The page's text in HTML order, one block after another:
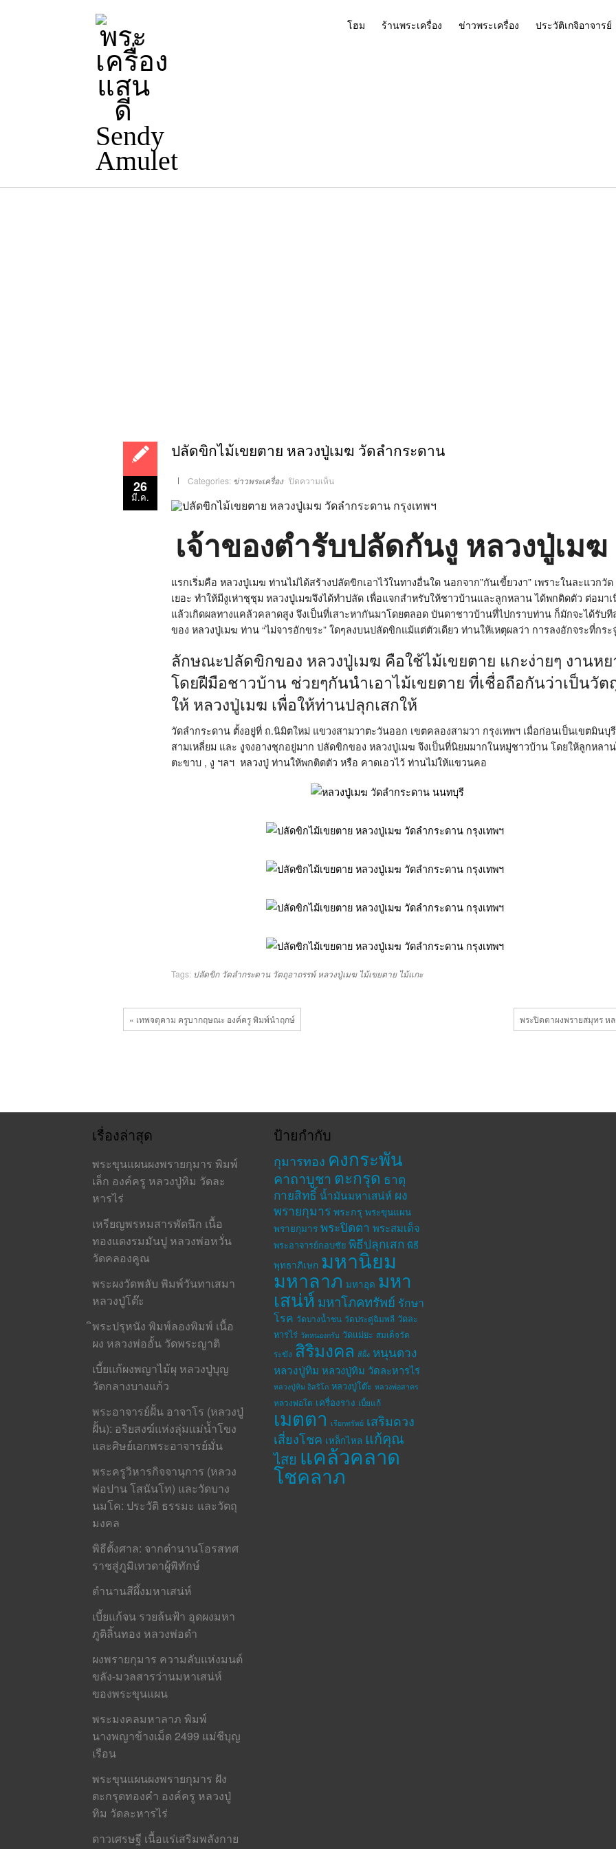
โฮม ร้านพระเครื่อง ข่าวพระเครื่อง ประวัติเกจิอาจารย์
26
มี.ค.
ปลัดขิกไม้เขยตาย หลวงปู่เมฆ วัดลำกระดาน
Categories: ข่าวพระเครื่อง ปิดความเห็นบน
ปลัดขิก
เขยตาย
หลวง
วัด
ลำ
กระดาน
เจ้าของตำรับปลัดกันงู หลวงปู่เม
แรกเริ่มคือ หลวงปู่เมฆ ท่านไม่ได้สร้างปลัดขิกเอาไว้ในทางอื่นใด นอกจาก”กันเขี้ยวงา” เพราะในละแว
เยอะ ทำให้มีงูเห่าชุชุม หลวงปู่เมฆจึงได้ทำปลัด เพื่อแจกสำหรับให้ชาวบ้านและลูกหลาน ได้พกติดตัว ต่อม
แล้วเกิดผลทางแคล้วคลาดสูง จึงเป็นที่เสาะหากันมาโดยตลอด บันดาชาวบ้านที่ไปกราบท่าน ก็มักจะได้รั
ของ หลวงปู่เมฆ ท่าน “ไม่จารอักขระ” ใดๆลงบนปลัดขิกแม้แต่ตัวเดียว ท่านให้เหตุผลว่า การลงอักจระที่กระ
ลักษณะปลัดขิกของ หลวงปู่เมฆ คือใช้ไม้เขยตาย แกะง่ายๆ งานหย
โดยฝีมือชาวบ้าน ช่วยๆกันนำเอาไม้เขยตาย ที่เชื่อถือกันว่าเป็นวัต
ให้ หลวงปู่เมฆ เพื่อให้ท่านปลุกเสกให้
วัดลำกระดาน ตั้งอยู่ที่ ถ.นิมิตใหม่ แขวงสามวาตะวันออก เขตคลองสามวา กรุงเทพฯ เมื่อก่อนเป็นเขตมินบุ
สามเหลี่ยม และ งูจงอางชุกอยู่มาก ปลัดขิกของ หลวงปู่เมฆ จึงเป็นที่นิยมมากในหมู่ชาวบ้าน โดยให้ลูกหล
ตะขาบ , งู ฯลฯ หลวงปู่ ท่านให้พกติดตัว หรือ คาดเอวไว้ ท่านไม่ให้แขวนคอ
Tags: ปลัดขิก วัดลำกระดาน วัตถุอาถรรพ์ หลวงปู่เมฆ ไม้เขยตาย ไม้แกะ
« เทพจตุคาม ครูบากฤษณะ องค์ครู พิมพ์นำฤกษ์ พระปิดตาผงพรายสมุทร ห
เรื่องล่าสุด
พระขุนแผนผงพรายกุมาร พิมพ์
เล็ก องค์ครู หลวงปู่ทิม วัดละ
หารไร่
เหรียญพรหมสารพัดนึก เนื้อ
ทองแดงรมมันปู หลวงพ่อหวั่น
วัดคลองคูณ
พระผงวัดพลับ พิมพ์วันทาเสมา
หลวงปู่โต๊ะ
ิพระปรุหนัง พิมพ์ลองพิมพ์ เนื้อ
ผง หลวงพ่ออั้น วัดพระญาติ
เบี้ยแก้ผงพญาไม้ผุ หลวงปู่บุญ
วัดกลางบางแก้ว
พระอาจารย์ฝั้น อาจาโร (หลวงปู่
ฝั้น): อริยสงฆ์แห่งลุ่มแม่น้ำโขง
และศิษย์เอกพระอาจารย์มั่น
พระครูวิหารกิจจานุการ (หลวง
พ่อปาน โสนันโท) และวัดบาง
นมโค: ประวัติ ธรรมะ และวัตถุ
มงคล
พิธีตั้งศาล: จากตำนานโอรสทศ
ราชสู่ภูมิเทวดาผู้พิทักษ์
ตำนานสีผึ้งมหาเสน่ห์
เบี้ยแก้จน รวยล้นฟ้า อุดผงมหา
ภูติลิ้นทอง หลวงพ่อดำ
ผงพรายกุมาร ความลับแห่งมนต์
ขลัง-มวลสารว่านมหาเสน่ห์
ของพระขุนแผน
พระมงคลมหาลาภ พิมพ์
นางพญาข้างเม็ด 2499 แม่ชีบุญ
เรือน
พระขุนแผนผงพรายกุมาร ฝัง
ตะกรุดทองคำ องค์ครู หลวงปู่
ทิม วัดละหารไร่
ดาวเศรษฐี เนื้อแร่เสริมพลังกาย
ป้ายกำกับ
กุมารทอง คงกระพัน
คาถาบูชา ตะกรุด ธาตุ
กายสิทธิ์ น้ำมันมหาเสน่ห์ ผง
พรายกุมาร พระกรุ พระขุนแผน
พรายกุมาร พระปิดตา พระสมเด็จ
พระอาจารย์กอบชัย พิธีปลุกเสก พิธี
พุทธาภิเษก มหานิยม
มหาลาภ มหาอุด มหา
เสน่ห์ มหาโภคทรัพย์ รักษา
โรค วัดบางน้ำชน วัดประดู่ฉิมพลี วัดละ
หารไร่ วัดหนองกรับ วัดแม่ยะ สมเด็จวัด
ระฆัง สิริมงคล สีผึ้ง หนุนดวง
หลวงปู่ทิม หลวงปู่ทิม วัดละหารไร่
หลวงปู่ทิม อิสริโก หลวงปู่โต๊ะ หลวงพ่อสาคร
หลวงพ่อโต เครื่องราง เบี้ยแก้
เมตตา เรียกทรัพย์ เสริมดวง
เสี่ยงโชค เหล็กไหล แก้คุณ
ไสย แคล้วคลาด
โชคลาภ